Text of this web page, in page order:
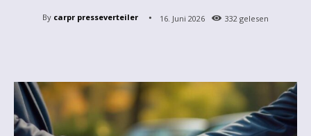
By carpr presseverteiler 16. Juni 2026 332 gelesen